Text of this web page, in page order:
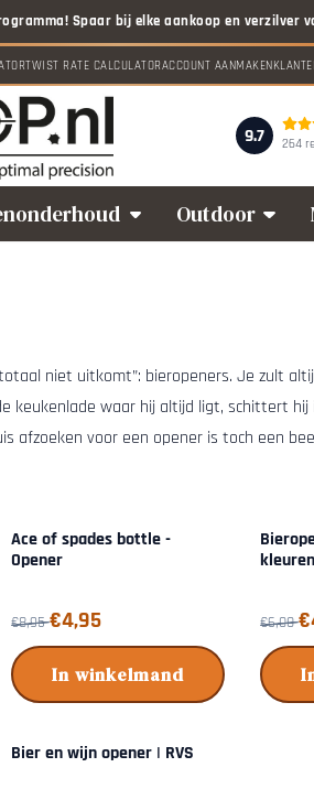
TWIST RATE CALCULATORACCOUNT AANMAKEN
9.7 264
Outdoor
niet uitkomt”: bieropeners. Je zult
keukenlade waar hij altijd ligt, schittert
afzoeken voor een opener is toch een
Ace of spades bottle -
Opener
Van 8,95 voor 4,95
€8,95€4,95
In winkelmand
kleuren
Van
€6,00
Bier en wijn opener | RVS